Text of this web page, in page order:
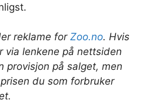
reklame for Zoo.no. Hvis
via lenkene på nettsiden
provisjon på salget, men
du som forbruker